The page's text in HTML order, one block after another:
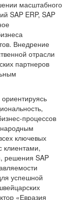
масштабного
SAP ERP, SAP
Внедрение
отрасли
партнеров
процессов
ключевых
клиентами,
решения SAP
успешной
«Евразия